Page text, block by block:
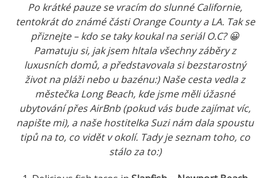
Po krátké pauze se vracím do slunné Californie,
tentokrát do známé části Orange County a LA. Tak se
přiznejte – kdo se taky koukal na seriál O.C? 😀
Pamatuju si, jak jsem hltala všechny záběry z
luxusních domů, a představovala si bezstarostný
život na pláži nebo u bazénu:) Naše cesta vedla z
městečka Long Beach, kde jsme měli úžasné
ubytování přes AirBnb (pokud vás bude zajímat víc,
napište mi), a naše hostitelka Suzi nám dala spoustu
tipů na to, co vidět v okolí. Tady je seznam toho, co
stálo za to:)